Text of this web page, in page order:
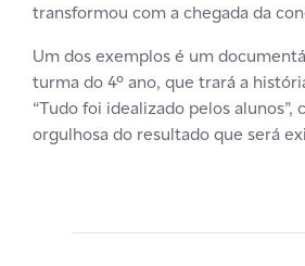
transformou com a chegada da
Um dos exemplos é um
turma do 4º ano, que trará a
“Tudo foi idealizado pelos alunos”,
orgulhosa do resultado que será